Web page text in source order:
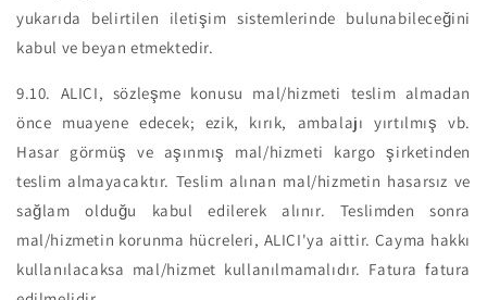
yukarıda belirtilen iletişim sistemlerinde bulunabileceğini
kabul ve beyan etmektedir.
9.10. ALICI, sözleşme konusu mal/hizmeti teslim almadan
önce muayene edecek; ezik, kırık, ambalajı yırtılmış vb.
Hasar görmüş ve aşınmış mal/hizmeti kargo şirketinden
teslim almayacaktır. Teslim alınan mal/hizmetin hasarsız ve
sağlam olduğu kabul edilerek alınır. Teslimden sonra
mal/hizmetin korunma hücreleri, ALICI'ya aittir. Cayma hakkı
kullanılacaksa mal/hizmet kullanılmamalıdır. Fatura fatura